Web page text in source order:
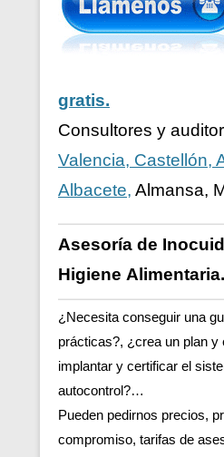
gratis.
Consultores y
Valencia, Castellón,
Albacete, Almansa,
Asesoría de
Higiene Alimentaria.
¿Necesita conseguir una
prácticas?, ¿crea un plan y
implantar y certificar el
autocontrol?…
Pueden pedirnos precios,
compromiso, tarifas de